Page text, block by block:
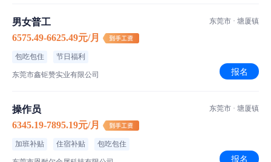
男女普工
6575.49-6625.49元/月
包吃包住 节日福利
东莞市鑫钜赞实业有限公司
东莞市 · 塘厦镇
报名
操作员
6345.19-7895.19元/月
加班补贴 住宿补贴 包吃包住
东莞市 · 塘厦镇
报名